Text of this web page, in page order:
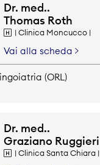
Dr. med..
Thomas Roth
| Clinica Moncucco |
Vai alla scheda
(ORL)
Dr. med..
Graziano Ruggieri
| Clinica Santa Chiara |